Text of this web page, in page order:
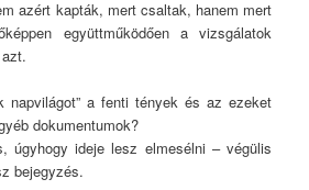
azért kapták, mert csaltak, hanem mert
együttműködően a vizsgálatok
napvilágot” a fenti tények és az ezeket
dokumentumok?
úgyhogy ideje lesz elmesélni – végülis
bejegyzés.